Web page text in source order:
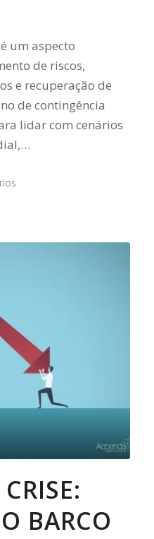
um aspecto
de riscos,
e recuperação de
de contingência
lidar com cenários
BARCO